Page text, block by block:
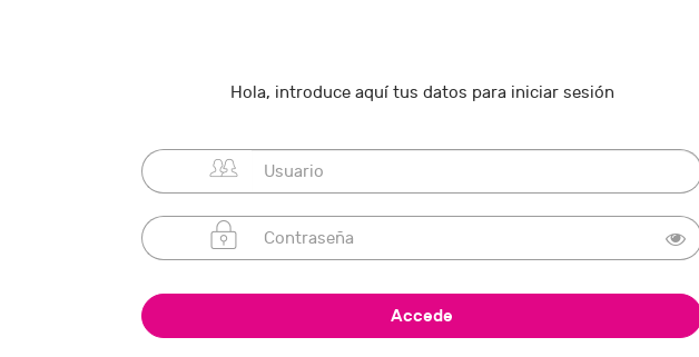
Hola, introduce aquí tus datos para iniciar sesión